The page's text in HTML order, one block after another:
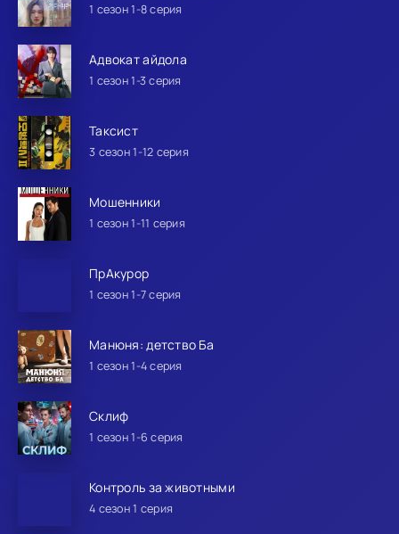
1 сезон 1-8 серия
Адвокат айдола
1 сезон 1-3 серия
Таксист
3 сезон 1-12 серия
Мошенники
1 сезон 1-11 серия
ПрАкурор
1 сезон 1-7 серия
Манюня: детство Ба
1 сезон 1-4 серия
Склиф
1 сезон 1-6 серия
Контроль за животными
4 сезон 1 серия